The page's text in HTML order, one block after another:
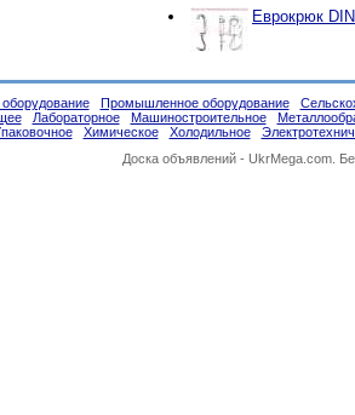
Еврокрюк
Промышленное оборудование
Лабораторное Машиностроительное
Химическое Холодильное
Доска объявлений - UkrMega.com.